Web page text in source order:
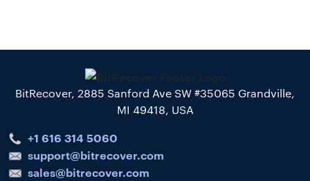
BitRecover, 2885 Sanford Ave SW #35065 Grandville,
MI 49418, USA
+1 616 314 5060
support@bitrecover.com
sales@bitrecover.com